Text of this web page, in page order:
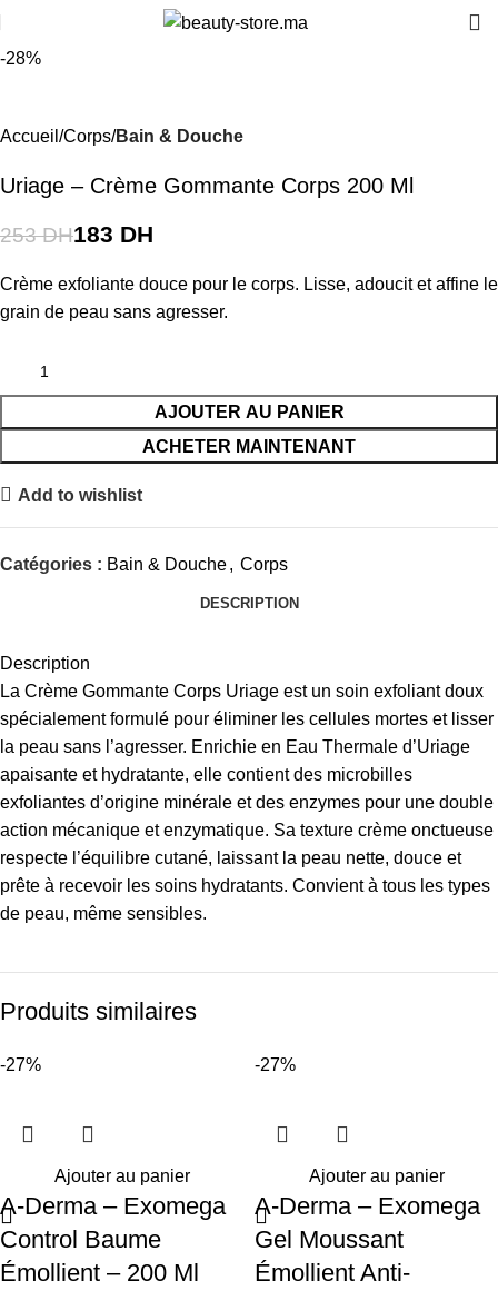
-28%
Accueil Corps Bain & Douche
Uriage – Crème Gommante Corps 200 Ml
253DH183 DH
Crème exfoliante douce pour le corps. Lisse, adoucit et affine le
grain de peau sans agresser.
AJOUTER AU PANIER
ACHETER MAINTENANT
Add to wishlist
Catégories : Bain & Douche, Corps
DESCRIPTION
Description
La Crème Gommante Corps Uriage est un soin exfoliant doux
spécialement formulé pour éliminer les cellules mortes et lisser
la peau sans l’agresser. Enrichie en Eau Thermale d’Uriage
apaisante et hydratante, elle contient des microbilles
exfoliantes d’origine minérale et des enzymes pour une double
action mécanique et enzymatique. Sa texture crème onctueuse
respecte l’équilibre cutané, laissant la peau nette, douce et
prête à recevoir les soins hydratants. Convient à tous les types
de peau, même sensibles.
Produits similaires
-27%
Ajouter au panier
A-Derma – Exomega
Control Baume
Émollient – 200 Ml
-27%
Ajouter au panier
A-Derma – Exomega
Gel Moussant
Émollient Anti-